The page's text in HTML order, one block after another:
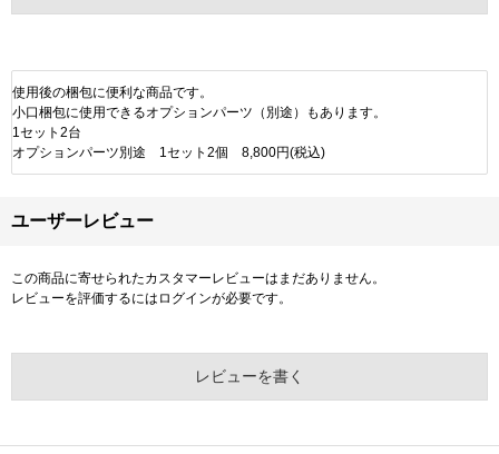
使用後の梱包に便利な商品です。
小口梱包に使用できるオプションパーツ（別途）もあります。
1セット2台
オプションパーツ別途 1セット2個 8,800円(税込)
ユーザーレビュー
この商品に寄せられたカスタマーレビューはまだありません。
レビューを評価するには ログインが必要です。
レビューを書く